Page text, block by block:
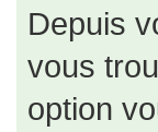
Depuis
vous
option